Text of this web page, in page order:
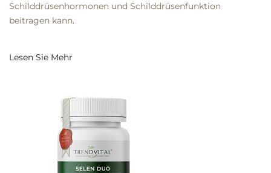
Schilddrüsenhormonen und Schilddrüsenfunktion
beitragen kann.
Lesen Sie Mehr